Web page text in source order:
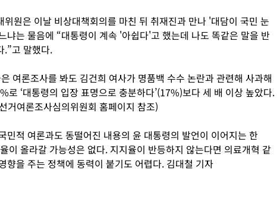
위원은 이날 비상대책회의를 마친 뒤 취재진과 만나 '대담이 국민 눈
냐는 물음에 “대통령이 계속 '아쉽다'고 했는데 나도 똑같은 말을 반
.”고 말했다.
여론조사를 봐도 김건희 여사가 명품백 수수 논란과 관련해 사과해
로 ‘대통령의 입장 표명으로 충분하다’(17%)보다 세 배 이상 높았다.
거여론조사심의위원회 홈페이지 참조)
민적 여론과도 동떨어진 내용의 윤 대통령의 발언이 이어지는 한
이 올라갈 가능성은 없다. 지지율이 반등하지 않는다면 의료개혁 같
향을 주는 정책에 동력이 붙기도 어렵다. 김대철 기자